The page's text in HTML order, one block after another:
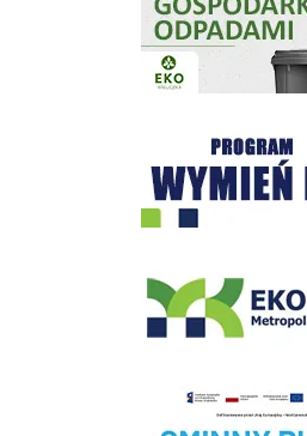
Program "Czyste Powietrze" -
Realizacja Programu